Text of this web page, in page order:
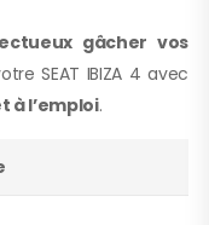
gâcher vos
SEAT IBIZA 4 avec
à l’emploi.